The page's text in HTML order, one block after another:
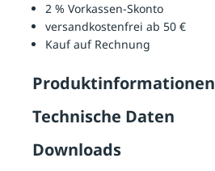
2 % Vorkassen-Skonto
versandkostenfrei ab 50 €
Kauf auf Rechnung
Produktinformationen
Technische Daten
Downloads